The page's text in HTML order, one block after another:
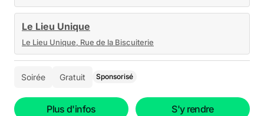
Le Lieu Unique
Le Lieu Unique, Rue de la Biscuiterie
Soirée Gratuit Sponsorisé
Plus d'infos S'y rendre